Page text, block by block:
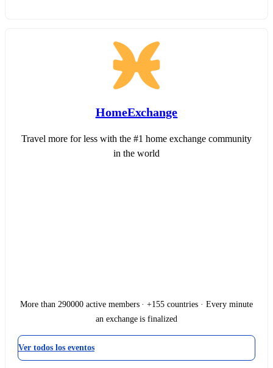
HomeExchange
Travel more for less with the #1 home exchange community
in the world
More than 290000 active members · +155 countries · Every minute
an exchange is finalized
Ver todos los eventos